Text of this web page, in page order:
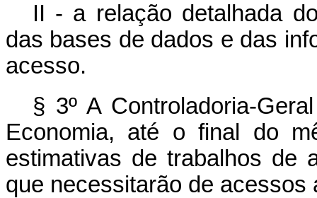
II - a relação detalhada
das bases de dados e das
acesso.
§ 3º A Controladoria-
Economia, até o final do
estimativas de trabalhos de
que necessitarão de acessos